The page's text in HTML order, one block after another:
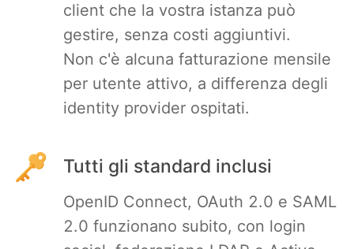
Redis®*
RethinkDB
Ruby
TimescaleDB
Valkey
client che la vostra istanza può
gestire, senza costi aggiuntivi.
Non c'è alcuna fatturazione mensile
per utente attivo, a differenza degli
identity provider ospitati.
Tutti gli standard inclusi
OpenID Connect, OAuth 2.0 e SAML
2.0 funzionano subito, con login